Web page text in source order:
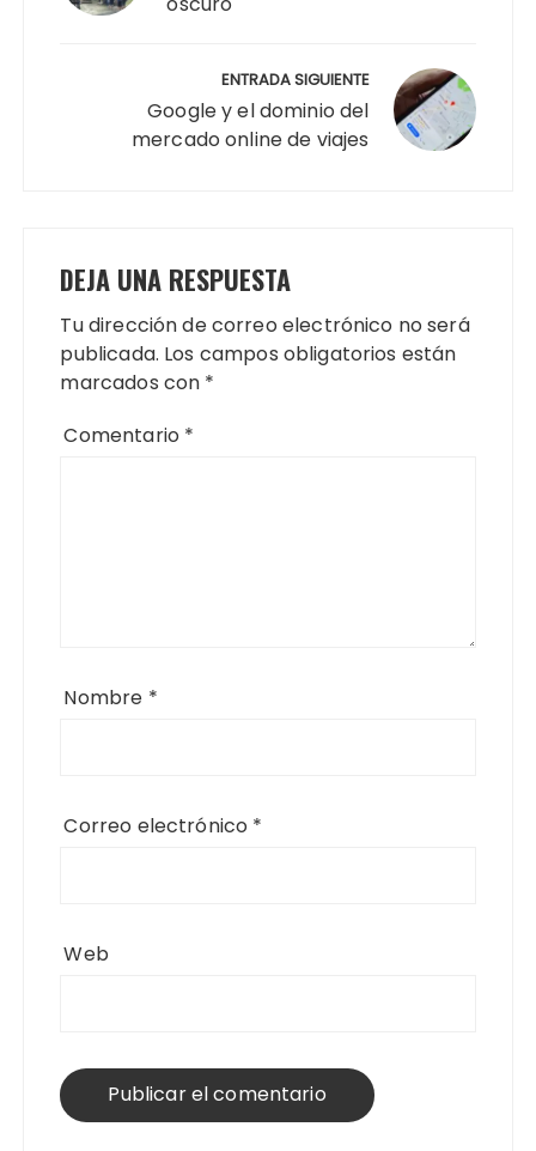
ENTRADA SIGUIENTE
Google y el dominio del
mercado online de viajes
DEJA UNA RESPUESTA
Tu dirección de correo electrónico no será
publicada. Los campos obligatorios están
marcados con *
Comentario *
Nombre *
Correo electrónico *
Web